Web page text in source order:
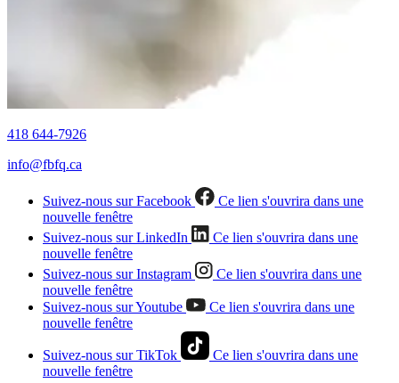
418 644-7926
info@fbfq.ca
Suivez-nous sur Facebook
Ce lien s'ouvrira dans une
nouvelle fenêtre
Suivez-nous sur LinkedIn
Ce lien s'ouvrira dans une
nouvelle fenêtre
Suivez-nous sur Instagram
Ce lien s'ouvrira dans une
nouvelle fenêtre
Suivez-nous sur Youtube
Ce lien s'ouvrira dans une
nouvelle fenêtre
Suivez-nous sur TikTok
Ce lien s'ouvrira dans une
nouvelle fenêtre